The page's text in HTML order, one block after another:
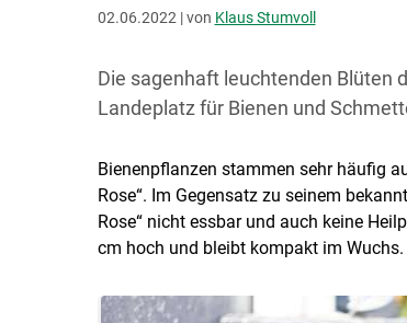
02.06.2022 | von Klaus Stumvoll
Die sagenhaft leuchtenden Blüten
Landeplatz für Bienen und
Bienenpflanzen stammen sehr häufig
Rose“. Im Gegensatz zu seinem
Rose“ nicht essbar und auch keine
cm hoch und bleibt kompakt im Wuchs.